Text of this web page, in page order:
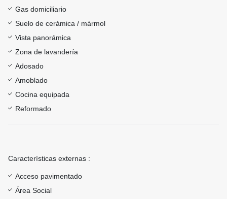
Gas domiciliario
Suelo de cerámica / mármol
Vista panorámica
Zona de lavandería
Adosado
Amoblado
Cocina equipada
Reformado
Características externas :
Acceso pavimentado
Área Social